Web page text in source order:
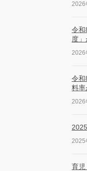
2026
令和
度
2026
令和
料率
2026
2025
育児